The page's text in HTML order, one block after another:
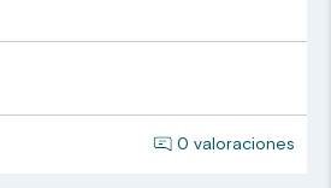
0 valoraciones